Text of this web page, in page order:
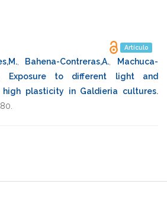
Artículo
, Bahena-Contreras,A.
Machuca-
Exposure to different light and
plasticity in Galdieria cultures.